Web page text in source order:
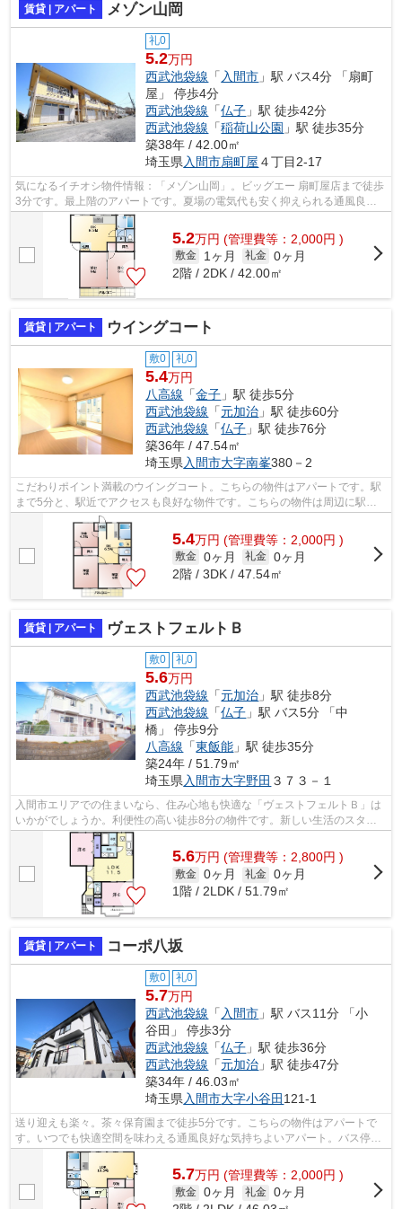
賃貸 | アパート メゾン山岡
礼0
5.2万円
西武池袋線 「 入間市 」駅 バス4分 「扇町
屋」 停歩4分
西武池袋線 「仏子 」駅 徒歩42分
西武池袋線 「稲荷山公園 」駅 徒歩35分
築38年 / 42.00㎡
埼玉県入間市扇町屋 ４丁目2-17
気になるイチオシ物件情報：「メゾン山岡」。ビッグエー 扇町屋店まで徒歩
3分です。最上階のアパートです。夏場の電気代も安く抑えられる通風良好
で快適なアパートです。賃貸情報のこ...
5.2万円 (管理費等：2,000円 )
敷金 1ヶ月 礼金 0ヶ月
2階 / 2DK / 42.00㎡
賃貸 | アパート ウイングコート
敷0 礼0
5.4万円
八高線 「金子 」駅 徒歩5分
西武池袋線 「元加治 」駅 徒歩60分
西武池袋線 「仏子 」駅 徒歩76分
築36年 / 47.54㎡
埼玉県 入間市大字南峯380－2
こだわりポイント満載のウイングコート。こちらの物件はアパートです。駅
まで5分と、駅近でアクセスも良好な物件です。こちらの物件は周辺に駅が2
つあるので電車へのアクセスが便利な...
5.4万円 (管理費等：2,000円 )
敷金 0ヶ月 礼金 0ヶ月
2階 / 3DK / 47.54㎡
賃貸 | アパート ヴェストフェルトＢ
敷0 礼0
5.6万円
西武池袋線 「元加治 」駅 徒歩8分
西武池袋線 「仏子 」駅 バス5分 「中
橋」 停歩9分
八高線 「東飯能 」駅 徒歩35分
築24年 / 51.79㎡
埼玉県 入間市大字野田 ３７３－１
入間市エリアでの住まいなら、住み心地も快適な「ヴェストフェルトＢ」は
いかがでしょうか。利便性の高い徒歩8分の物件です。新しい生活のスター
トにおすすめなのが、こちらのアパート...
5.6万円 (管理費等：2,800円 )
敷金 0ヶ月 礼金 0ヶ月
1階 / 2LDK / 51.79㎡
賃貸 | アパート コーポ八坂
敷0 礼0
5.7万円
西武池袋線 「 入間市 」駅 バス11分 「小
谷田」 停歩3分
西武池袋線 「仏子 」駅 徒歩36分
西武池袋線 「元加治 」駅 徒歩47分
築34年 / 46.03㎡
埼玉県 入間市大字小谷田 121-1
送り迎えも楽々。茶々保育園まで徒歩5分です。こちらの物件はアパートで
す。いつでも快適空間を味わえる通風良好な気持ちよいアパート。バス停徒
歩3分以内なので天気が悪い日も移動に...
5.7万円 (管理費等：2,000円 )
敷金 0ヶ月 礼金 0ヶ月